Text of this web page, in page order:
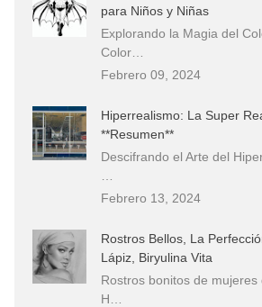
para Niños y Niñas
Explorando la Magia del
Color…
Febrero 09, 2024
Hiperrealismo: La Super
**Resumen**
Descifrando el Arte del
Febrero 13, 2024
Rostros Bellos, La
Lápiz, Biryulina Vita
Rostros bonitos de mujeres
H…